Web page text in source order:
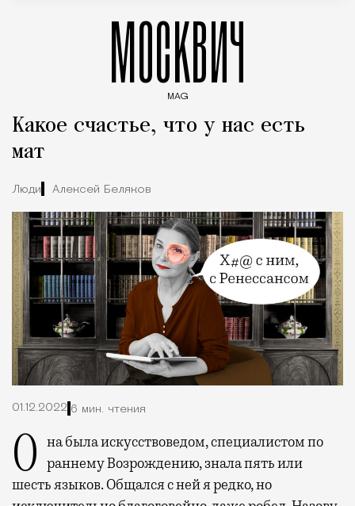
МОСКВИЧ
MAG
Какое счастье, что у нас есть
мат
Люди Алексей Беляков
01.12.2022 6 мин. чтения
Она была искусствоведом, специалистом по раннему Возрождению, знала пять или
шесть языков. Общался с ней я редко, но